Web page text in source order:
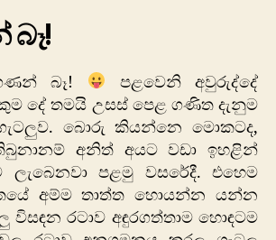
බෑ!
පළවෙනි අවුරුද්දේ
දේ තමයි උසස් පෙළ ගණිත දැනුම
බොරු කියන්නෙ මොකටද,
අනිත් අයට වඩා ඉහළින්
ලැබෙනවා පළමු වසරේදී. එහෙම
අම්ම තාත්ත හොයන්න යන්න
විසඳන රටාව අඳුරගත්තාම හොඳටම